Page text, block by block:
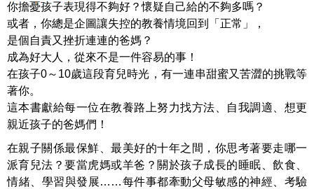
你擔憂孩子表現得不夠好？懷疑自己給的不夠多嗎？
或者，你總是企圖讓失控的教養情境回到「正常」，
是個自責又挫折連連的爸媽？
成為好大人，從來不是一件容易的事！
在孩子0～10歲這段育兒時光，有一連串甜蜜又苦澀的挑戰等
著你。
這本書獻給每一位在教養路上努力找方法、自我調適、想更
親近孩子的爸媽們！
在親子關係最保鮮、最美好的十年之間，你思考著要走哪一
派育兒法？要當虎媽或羊爸？關於孩子成長的睡眠、飲食、
情緒、學習與發展……每件事都牽動父母敏感的神經、考驗